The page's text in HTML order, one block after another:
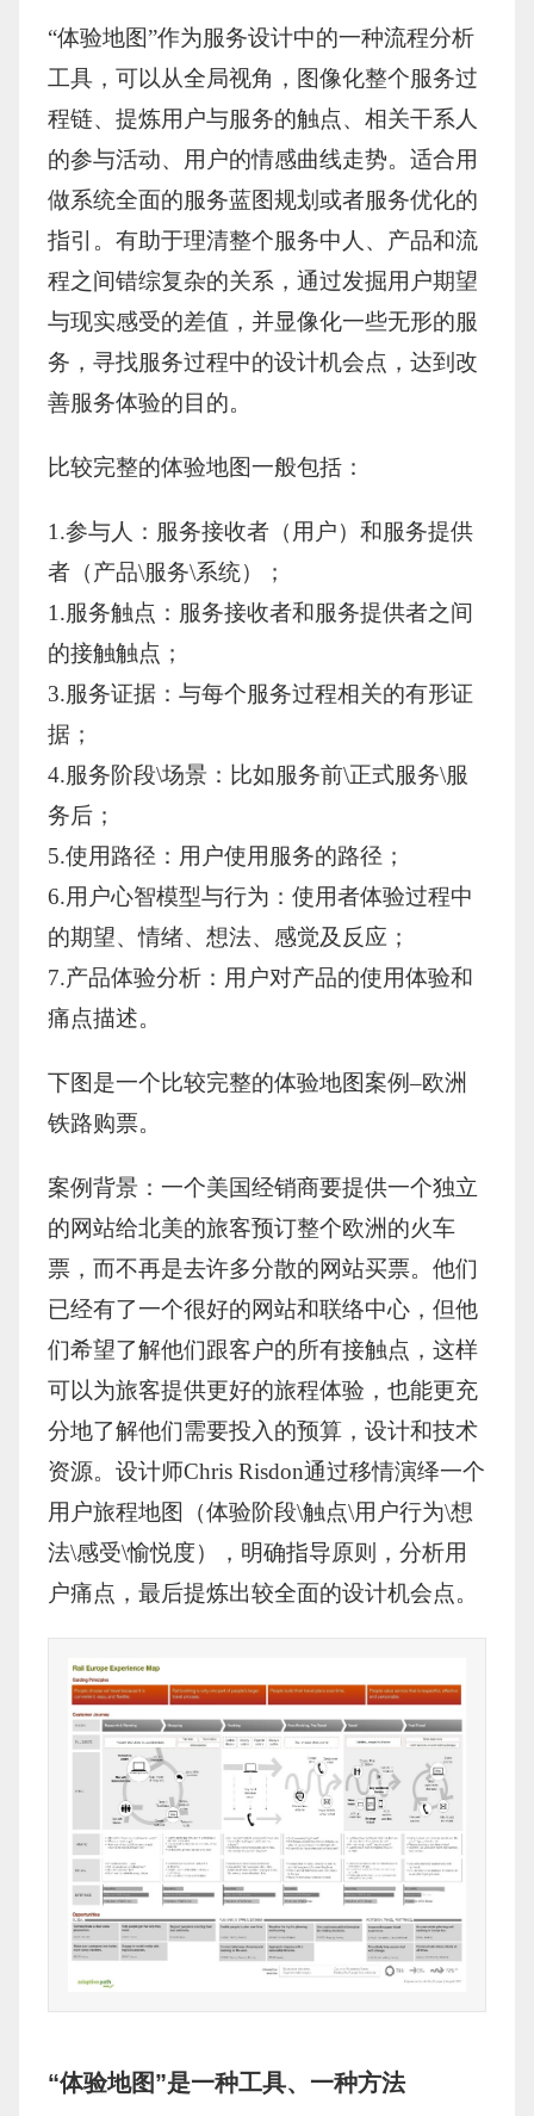
“体验地图”作为服务设计中的一种流程分析
工具，可以从全局视角，图像化整个服务过
程链、提炼用户与服务的触点、相关干系人
的参与活动、用户的情感曲线走势。适合用
做系统全面的服务蓝图规划或者服务优化的
指引。有助于理清整个服务中人、产品和流
程之间错综复杂的关系，通过发掘用户期望
与现实感受的差值，并显像化一些无形的服
务，寻找服务过程中的设计机会点，达到改
善服务体验的目的。
比较完整的体验地图一般包括：
1.参与人：服务接收者（用户）和服务提供
者（产品\服务\系统）；
1.服务触点：服务接收者和服务提供者之间
的接触触点；
3.服务证据：与每个服务过程相关的有形证
据；
4.服务阶段\场景：比如服务前\正式服务\服
务后；
5.使用路径：用户使用服务的路径；
6.用户心智模型与行为：使用者体验过程中
的期望、情绪、想法、感觉及反应；
7.产品体验分析：用户对产品的使用体验和
痛点描述。
下图是一个比较完整的体验地图案例–欧洲
铁路购票。
案例背景：一个美国经销商要提供一个独立
的网站给北美的旅客预订整个欧洲的火车
票，而不再是去许多分散的网站买票。他们
已经有了一个很好的网站和联络中心，但他
们希望了解他们跟客户的所有接触点，这样
可以为旅客提供更好的旅程体验，也能更充
分地了解他们需要投入的预算，设计和技术
资源。设计师Chris Risdon通过移情演绎一个
用户旅程地图（体验阶段\触点\用户行为\想
法\感受\愉悦度），明确指导原则，分析用
户痛点，最后提炼出较全面的设计机会点。
“体验地图”是一种工具、一种方法